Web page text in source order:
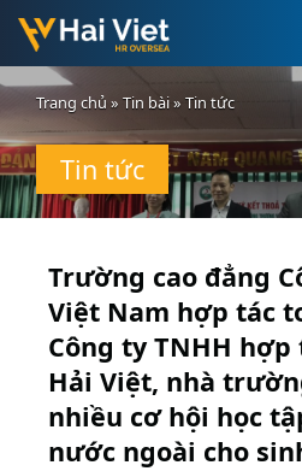
Trang chủ » Tin bài» Tin tức
Tin tức
Trường cao đẳng
Việt Nam hợp tác
Công ty TNHH
Hải Việt, nhà
nhiều cơ hội học
nước ngoài cho